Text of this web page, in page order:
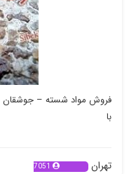
فروش مواد شسته – جوشقان
با
تهران 7051